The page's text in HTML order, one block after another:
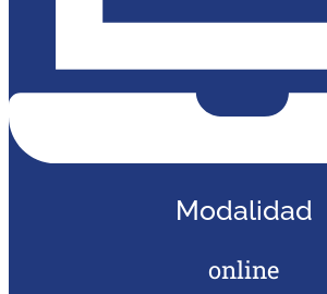
Modalidad
online